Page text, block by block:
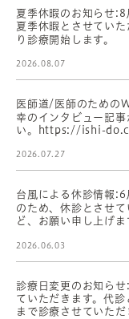
夏季休暇のお知らせ
夏季休暇とさせてい
り診療開始します。
2026.08.07
医師道/医師のための
幸のインタビュー記
い。https://ishi-
2026.07.27
台風による休診情報
のため、休診とさせ
ど、お願い申し上げま
2026.06.03
診療日変更のお知ら
ていただきます。代
まで診療させていただ